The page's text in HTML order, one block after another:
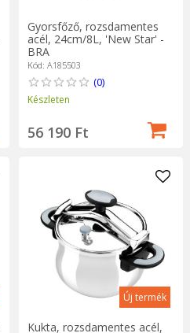
Gyorsfőző, rozsdamentes
acél, 24cm/8L, 'New Star' -
BRA
Kód: A185503
(0)
Készleten
56 190 Ft
Új termék
Kukta, rozsdamentes acél,